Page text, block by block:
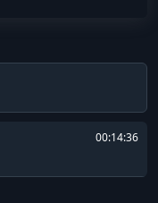
00:14:36